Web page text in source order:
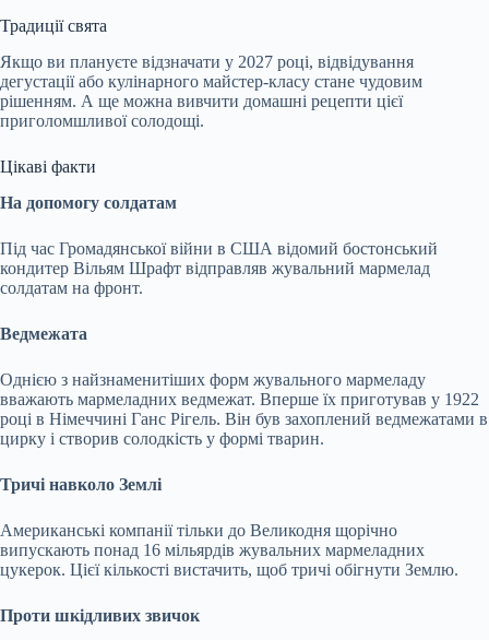
Традиції свята
Якщо ви плануєте відзначати у 2027 році, відвідування
дегустації або кулінарного майстер-класу стане чудовим
рішенням. А ще можна вивчити домашні рецепти цієї
приголомшливої солодощі.
Цікаві факти
На допомогу солдатам
Під час Громадянської війни в США відомий бостонський
кондитер Вільям Шрафт відправляв жувальний мармелад
солдатам на фронт.
Ведмежата
Однією з найзнаменитіших форм жувального мармеладу
вважають мармеладних ведмежат. Вперше їх приготував у 1922
році в Німеччині Ганс Рігель. Він був захоплений ведмежатами в
цирку і створив солодкість у формі тварин.
Тричі навколо Землі
Американські компанії тільки до Великодня щорічно
випускають понад 16 мільярдів жувальних мармеладних
цукерок. Цієї кількості вистачить, щоб тричі обігнути Землю.
Проти шкідливих звичок